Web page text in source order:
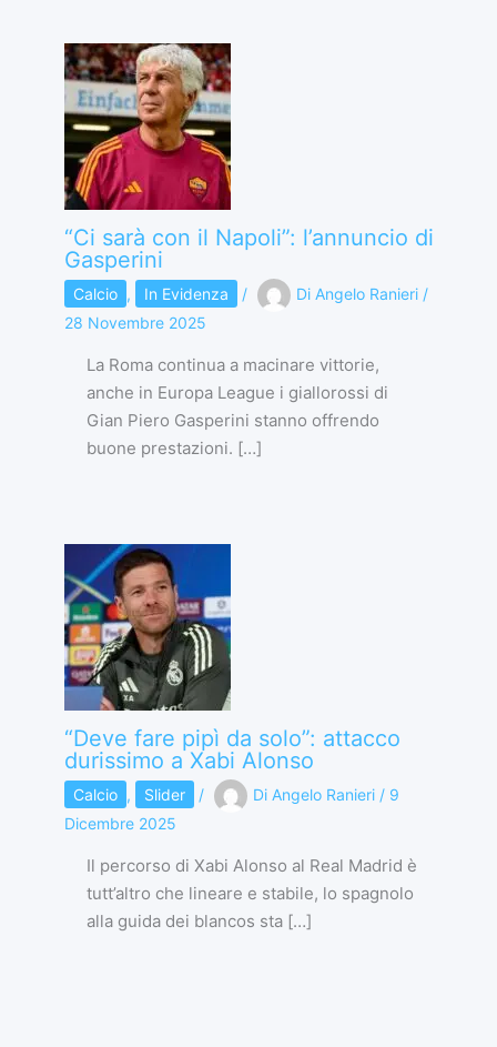
“Ci sarà con il Napoli”: l’annuncio di
Gasperini
Calcio , In Evidenza / Di Angelo Ranieri /
28 Novembre 2025
La Roma continua a macinare vittorie,
anche in Europa League i giallorossi di
Gian Piero Gasperini stanno offrendo
buone prestazioni. […]
“Deve fare pipì da solo”: attacco
durissimo a Xabi Alonso
Calcio , Slider / Di Angelo Ranieri / 9
Dicembre 2025
Il percorso di Xabi Alonso al Real Madrid è
tutt’altro che lineare e stabile, lo spagnolo
alla guida dei blancos sta […]